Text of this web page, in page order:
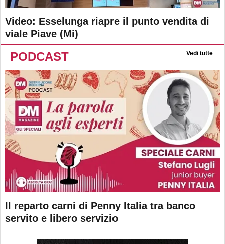
Video: Esselunga riapre il punto vendita di
viale Piave (Mi)
PODCAST Vedi tutte
Il reparto carni di Penny Italia tra banco
servito e libero servizio